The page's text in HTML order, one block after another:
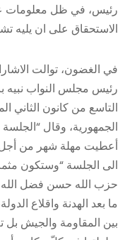
رئيس، في ظل معلومات
الاستحقاق على ان يليه
في الغضون، توالت
رئيس مجلس النواب نبيه
التاسع من كانون الثاني
الجمهورية، وقال
أعطيت مهلة شهر من أجل
الى الجلسة “وستكون
حزب الله حسن فضل الله
ما بعد الهدنة واقلاع
بين المقاومة والجيش بل